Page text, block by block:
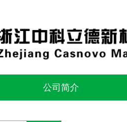
公司简介